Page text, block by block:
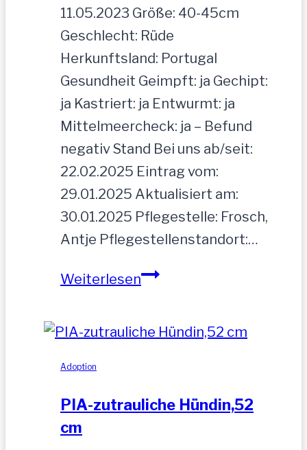
11.05.2023 Größe: 40-45cm
Geschlecht: Rüde
Herkunftsland: Portugal
Gesundheit Geimpft: ja Gechipt:
ja Kastriert: ja Entwurmt: ja
Mittelmeercheck: ja – Befund
negativ Stand Bei uns ab/seit:
22.02.2025 Eintrag vom:
29.01.2025 Aktualisiert am:
30.01.2025 Pflegestelle: Frosch,
Antje Pflegestellenstandort:…
WeiterlesenMOGLI
Adoption
PIA-zutrauliche Hündin,52
cm